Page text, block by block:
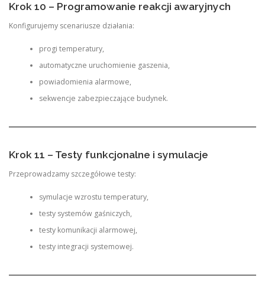
Krok 10 – Programowanie reakcji awaryjnych
Konfigurujemy scenariusze działania:
progi temperatury,
automatyczne uruchomienie gaszenia,
powiadomienia alarmowe,
sekwencje zabezpieczające budynek.
Krok 11 – Testy funkcjonalne i symulacje
Przeprowadzamy szczegółowe testy:
symulacje wzrostu temperatury,
testy systemów gaśniczych,
testy komunikacji alarmowej,
testy integracji systemowej.